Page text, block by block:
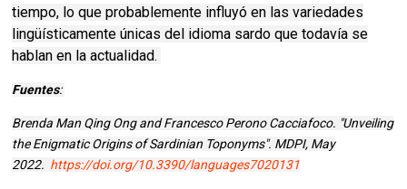
tiempo, lo que probablemente influyó en las variedades
lingüísticamente únicas del idioma sardo que todavía se
hablan en la actualidad.
Fuentes:
Brenda Man Qing Ong and Francesco Perono Cacciafoco. "Unveiling
the Enigmatic Origins of Sardinian Toponyms". MDPI, May
2022. https://doi.org/10.3390/languages7020131